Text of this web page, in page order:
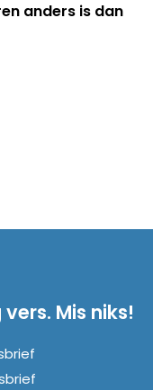
anders is dan
Mis niks!